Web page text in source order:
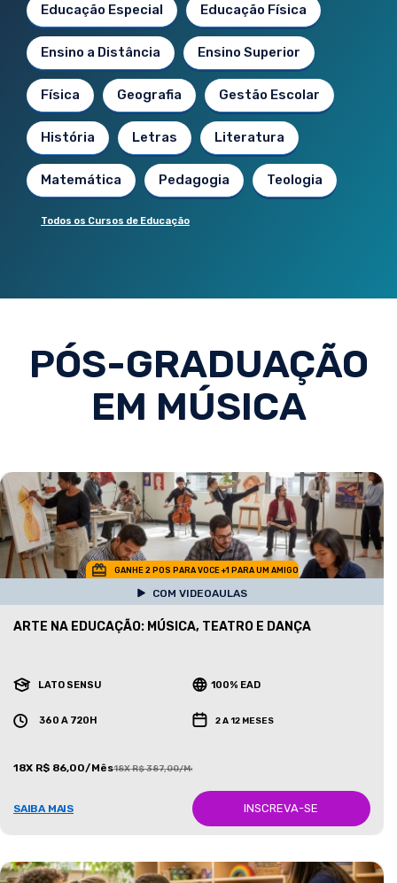
Educação Especial Educação Física
Ensino a Distância Ensino Superior
Física Geografia Gestão Escolar
História Letras Literatura
Matemática Pedagogia Teologia
Todos os Cursos de Educação
PÓS-GRADUAÇÃO
EM MÚSICA
GANHE 2 POS PARA VOCE +1 PARA UM AMIGO
COM VIDEOAULAS
ARTE NA EDUCAÇÃO: MÚSICA, TEATRO E DANÇA
LATO SENSU 100% EAD
360 A 720H 2 A 12 MESES
18X R$ 86,00/Mês18X R$ 387,00/Mês
SAIBA MAIS INSCREVA-SE